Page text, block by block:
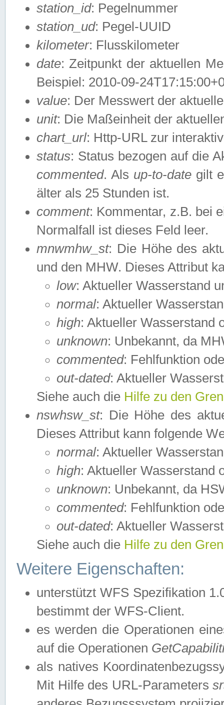
station_id: Pegelnummer
station_ud: Pegel-UUID
kilometer: Flusskilometer
date: Zeitpunkt der aktuellen
Beispiel: 2010-09-
value: Der Messwert der
unit: Die Maßeinheit der
chart_url: Http-URL zur
status: Status bezogen auf die
commented. Als up-to-date gilt
älter als 25 Stunden ist.
comment: Kommentar, z.B. bei
Normalfall ist dieses Feld leer.
mnwmhw_st: Die Höhe des
und den MHW. Dieses Attribut
low: Aktueller Wasserstand
normal: Aktueller
high: Aktueller Wasserstand
unknown: Unbekannt, da
commented: Fehlfunktion
out-dated: Aktueller
Siehe auch die Hilfe zu den
nswhsw_st: Die Höhe des
Dieses Attribut kann folgende
normal: Aktueller
high: Aktueller Wasserstand
unknown: Unbekannt, da
commented: Fehlfunktion
out-dated: Aktueller
Siehe auch die Hilfe zu den
Weitere Eigenschaften:
unterstützt WFS Spezifikation
bestimmt der WFS-Client.
es werden die Operationen
auf die Operationen
als natives
Mit Hilfe des URL-Parameters